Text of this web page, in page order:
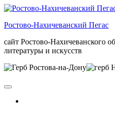
Skip
the
Ростово-Нахичеванский Пегас
сайт Ростово-Нахичеванского
литературы и искусств